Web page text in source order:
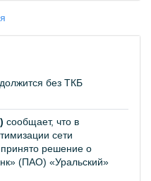
без ТКБ
сообщает, что в
сети
решение о
(ПАО) «Уральский»